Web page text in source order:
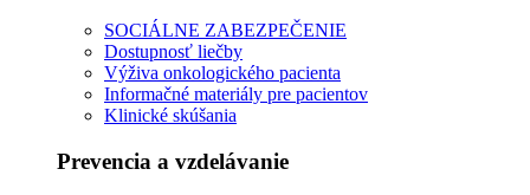
SOCIÁLNE ZABEZPEČENIE
Dostupnosť liečby
Výživa onkologického pacienta
Informačné materiály pre pacientov
Klinické skúšania
Prevencia a vzdelávanie